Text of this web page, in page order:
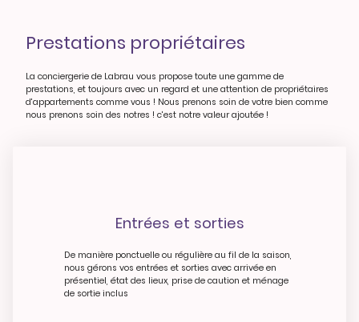
Prestations propriétaires
La conciergerie de Labrau vous propose toute une gamme de
prestations, et toujours avec un regard et une attention de propriétaires
d'appartements comme vous ! Nous prenons soin de votre bien comme
nous prenons soin des notres ! c'est notre valeur ajoutée !
Entrées et sorties
De manière ponctuelle ou régulière au fil de la saison,
nous gérons vos entrées et sorties avec arrivée en
présentiel, état des lieux, prise de caution et ménage
de sortie inclus